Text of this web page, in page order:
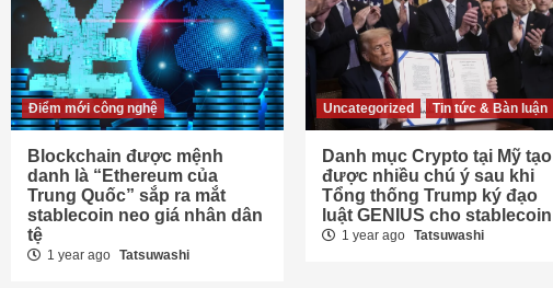
Điểm mới công nghệ
Blockchain được mệnh
danh là “Ethereum của
Trung Quốc” sắp ra mắt
stablecoin neo giá nhân dân
tệ
1 year ago Tatsuwashi
Uncategorized Tin tức & Bàn luận
Danh mục Crypto tại Mỹ tạo
được nhiều chú ý sau khi
Tổng thống Trump ký đạo
luật GENIUS cho stablecoin
1 year ago Tatsuwashi